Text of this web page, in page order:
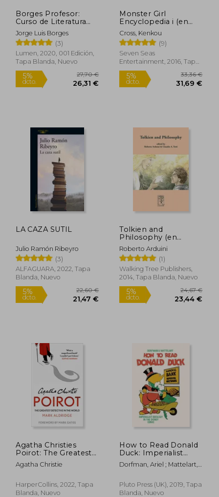
Borges Profesor:
Curso de Literatura
Inglesa en la
Universidad de
Buenos Aires
Jorge Luis Borges
(3)
Lumen, 2020, 001 Edición,
Tapa Blanda, Nuevo
dcto.
Monster Girl
Encyclopedia i (en
Inglés)
Cross, Kenkou
(9)
Seven Seas
Entertainment, 2016, Tapa
Dura, Nuevo
5%
dcto.
LA CAZA SUTIL
Julio Ramón Ribeyro
(3)
ALFAGUARA, 2022, Tapa
Blanda, Nuevo
Tolkien and
Philosophy (en
Inglés)
Roberto Arduini
(1)
Walking Tree Publishers,
2014, Tapa Blanda, Nuevo
5%
dcto.
Agatha Christies
Poirot: The Greatest
Detective in the
World (en Inglés)
Agatha Christie
HarperCollins, 2022, Tapa
Blanda, Nuevo
How to Read Donald
Duck: Imperialist
Ideology in the
Disney Comic (en
Dorfman, Ariel ; Mattelart,
Pluto Press (UK), 2019, Tapa
Blanda, Nuevo